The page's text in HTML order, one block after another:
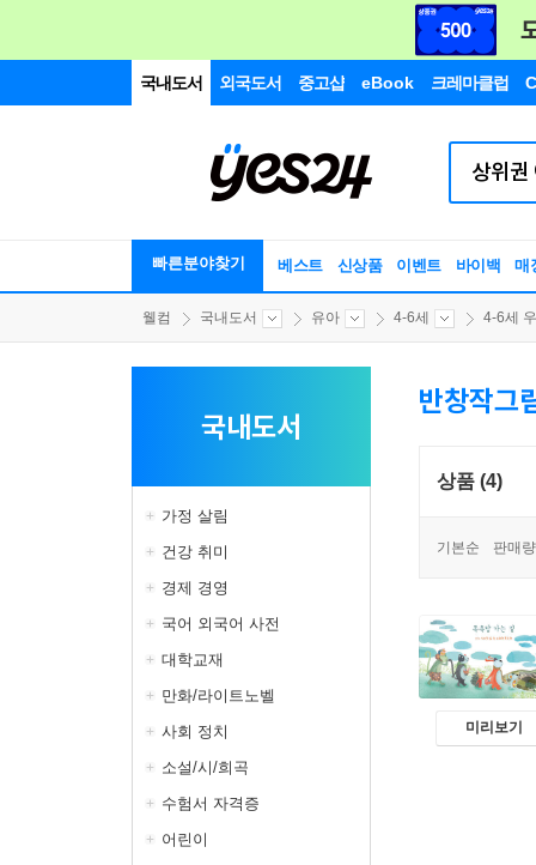
국내도서 외국도서 중고샵 eBook 크레마클럽
빠른분야찾기 베스트 신상품 이벤트 바이백 매
웰컴 국내도서 유아 4-6세 4-6세
국내도서
가정 살림
건강 취미
경제 경영
국어 외국어 사전
대학교재
만화/라이트노벨
사회 정치
소설/시/희곡
수험서 자격증
어린이
반창작그
상품 (4)
기본순 판매
미리보기